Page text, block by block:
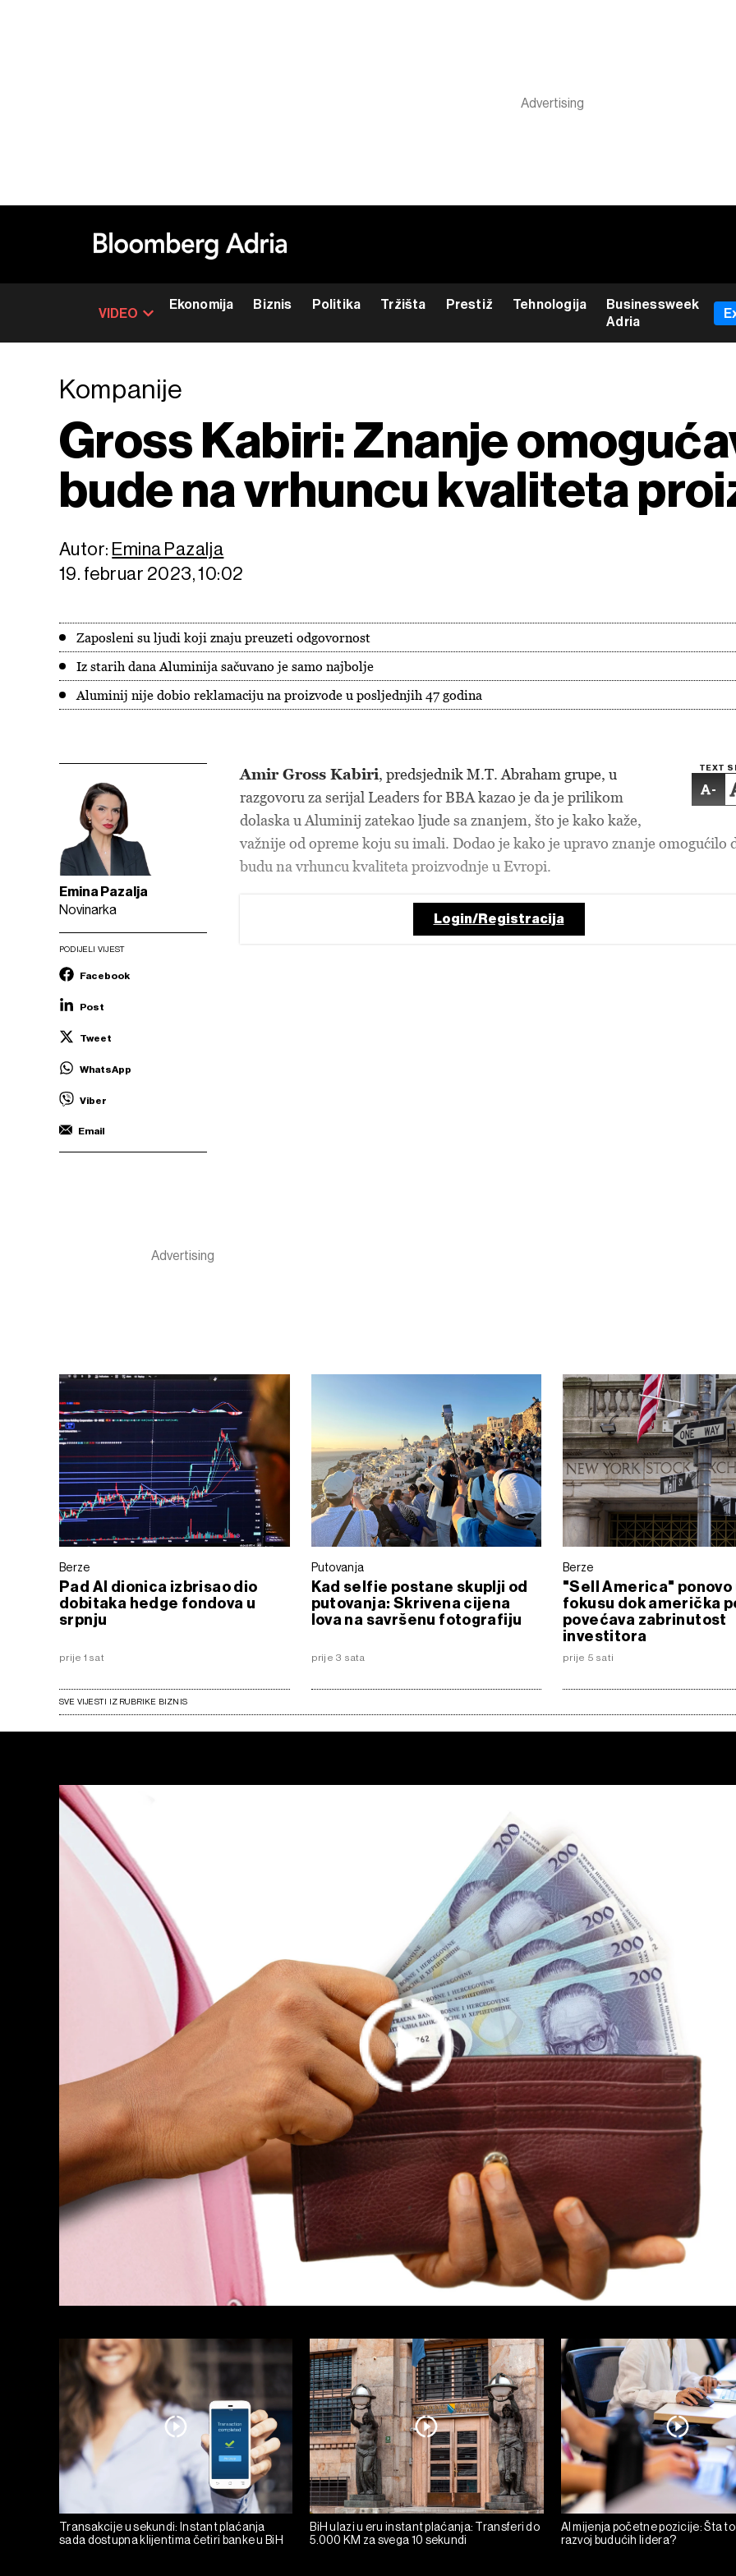
VIDEO
Ekonomija Biznis Politika Tržišta Prestiž Tehnologija
Businessweek
Adria
Kompanije
Gross Kabiri: Znanje
bude na vrhuncu kvaliteta
Autor: Emina Pazalja
19. februar 2023, 10:02
Zaposleni su ljudi koji znaju preuzeti odgovornost
Iz starih dana Aluminija sačuvano je samo najbolje
Aluminij nije dobio reklamaciju na proizvode u posljednjih 47 godina
Emina Pazalja
Novinarka
PODIJELI VIJEST
Facebook
Post
Tweet
WhatsApp
Viber
Email
TEXT
-
Amir Gross Kabiri, predsjednik M.T. Abraham grupe, u
razgovoru za serijal Leaders for BBA kazao je da je prilikom
dolaska u Aluminij zatekao ljude sa znanjem, što je kako kaže,
važnije od opreme koju su imali. Dodao je kako je upravo znanje omogućilo
budu na vrhuncu kvaliteta proizvodnje u Evropi.
Login/Registracija
Berze
Pad AI dionica izbrisao dio
dobitaka hedge fondova u
srpnju
prije 1 sat
Putovanja
Kad selfie postane skuplji od
putovanja: Skrivena cijena
lova na savršenu fotografiju
prije 3 sata
Berze
"Sell America" ponovo
fokusu dok američka
povećava zabrinutost
investitora
prije 5 sati
SVE VIJESTI IZ RUBRIKE BIZNIS
Transakcije u sekundi: Instant plaćanja
sada dostupna klijentima četiri banke u BiH
BiH ulazi u eru instant plaćanja: Transferi do
5.000 KM za svega 10 sekundi
AI mijenja početne pozicije: Šta
razvoj budućih lidera?